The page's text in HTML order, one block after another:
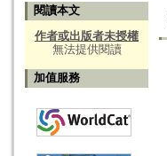
閱讀本文
作者或出版者未授權
無法提供閱讀
加值服務